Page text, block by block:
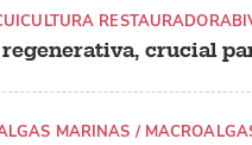
crucial
RESTAURADORA
MARINAS /